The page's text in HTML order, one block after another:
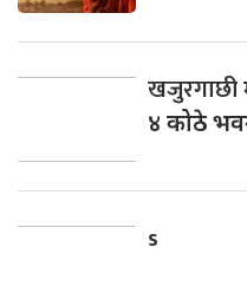
खजुरगाछी
४ कोठे
s